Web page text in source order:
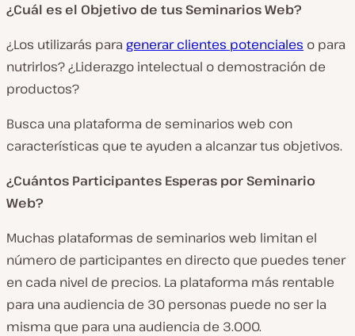
¿Cuál es el Objetivo de tus Seminarios Web?
¿Los utilizarás para generar clientes potenciales o para
nutrirlos? ¿Liderazgo intelectual o demostración de
productos?
Busca una plataforma de seminarios web con
características que te ayuden a alcanzar tus objetivos.
¿Cuántos Participantes Esperas por Seminario
Web?
Muchas plataformas de seminarios web limitan el
número de participantes en directo que puedes tener
en cada nivel de precios. La plataforma más rentable
para una audiencia de 30 personas puede no ser la
misma que para una audiencia de 3.000.